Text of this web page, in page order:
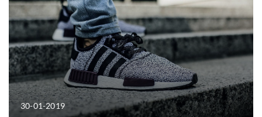
30-01-2019